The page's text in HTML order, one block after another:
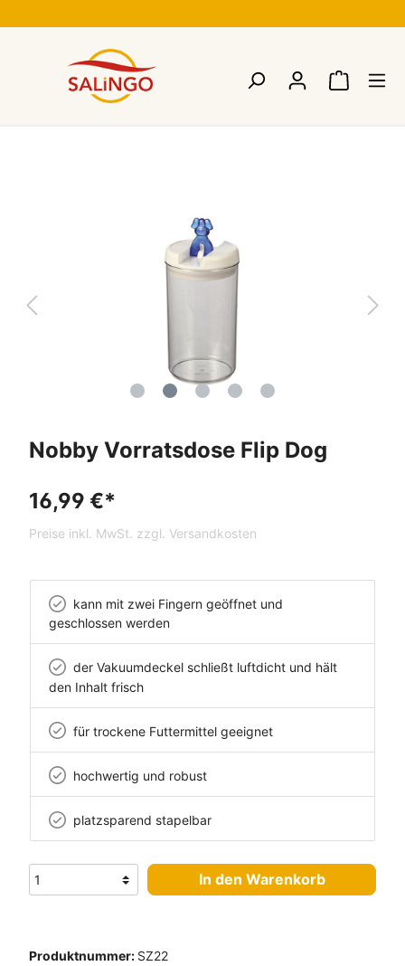
Nobby Vorratsdose Flip Dog
16,99 €*
Preise inkl. MwSt. zzgl. Versandkosten
kann mit zwei Fingern geöffnet und
geschlossen werden
der Vakuumdeckel schließt luftdicht und hält
den Inhalt frisch
für trockene Futtermittel geeignet
hochwertig und robust
platzsparend stapelbar
In den Warenkorb
Produktnummer: SZ22